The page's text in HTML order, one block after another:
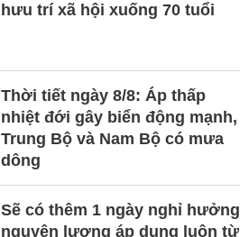
hưu trí xã hội xuống 70 tuổi
Thời tiết ngày 8/8: Áp thấp
nhiệt đới gây biển động mạnh,
Trung Bộ và Nam Bộ có mưa
dông
Sẽ có thêm 1 ngày nghỉ hưởng
nguyên lương áp dụng luôn từ